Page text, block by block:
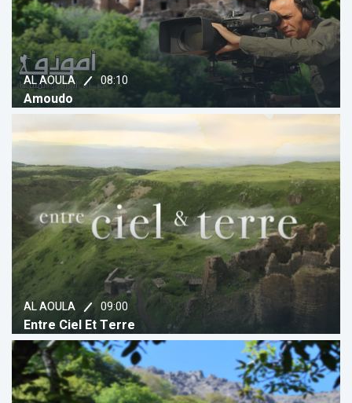
AL AOULA 08:10
Amoudo
AL AOULA 09:00
Entre Ciel Et Terre